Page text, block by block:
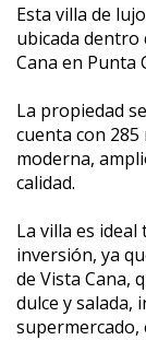
Esta villa de
ubicada dentro
Cana en Punta
La propiedad
cuenta con
moderna,
calidad.
La villa es
inversión, ya
de Vista Cana,
dulce y salada,
supermercado,